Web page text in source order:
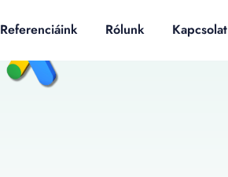
Referenciáink Rólunk Kapcsolat